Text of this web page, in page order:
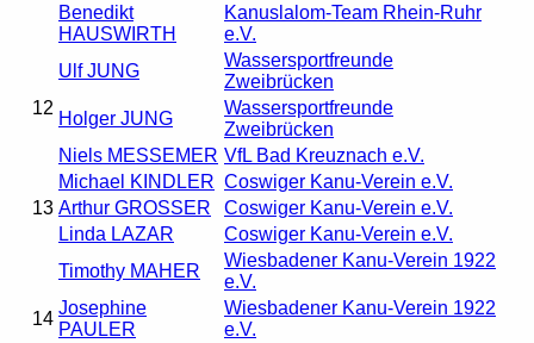
Benedikt
HAUSWIRTH
Kanuslalom-Team Rhein-Ruhr
e.V.
12
Ulf JUNG
Wassersportfreunde
Zweibrücken
Holger JUNG
Wassersportfreunde
Zweibrücken
Niels MESSEMER VfL Bad Kreuznach e.V.
13
Michael KINDLER Coswiger Kanu-Verein e.V.
Arthur GROSSER
Coswiger Kanu-Verein e.V.
Linda LAZAR
Coswiger Kanu-Verein e.V.
14
Timothy MAHER
Wiesbadener Kanu-Verein 1922
e.V.
Josephine
PAULER
Wiesbadener Kanu-Verein 1922
e.V.